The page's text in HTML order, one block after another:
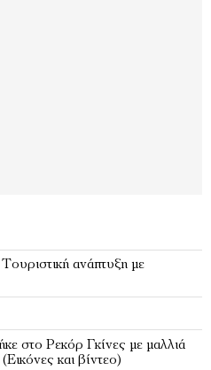
ανάπτυξη με
στο Ρεκόρ Γκίνες με μαλλιά
και βίντεο)